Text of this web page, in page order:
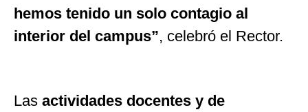
hemos tenido un solo contagio al
interior del campus”, celebró el Rector.
Las actividades docentes y de